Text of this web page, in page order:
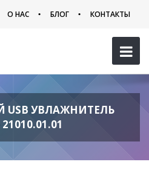
О НАС БЛОГ КОНТАКТЫ
УВЛАЖНИТЕЛЬ